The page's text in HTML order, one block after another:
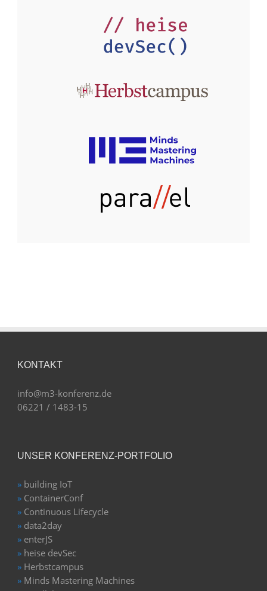
KONTAKT
info@m3-konferenz.de
06221 / 1483-15
UNSER KONFERENZ-PORTFOLIO
» building IoT
» ContainerConf
» Continuous Lifecycle
» data2day
» enterJS
» heise devSec
» Herbstcampus
» Minds Mastering Machines